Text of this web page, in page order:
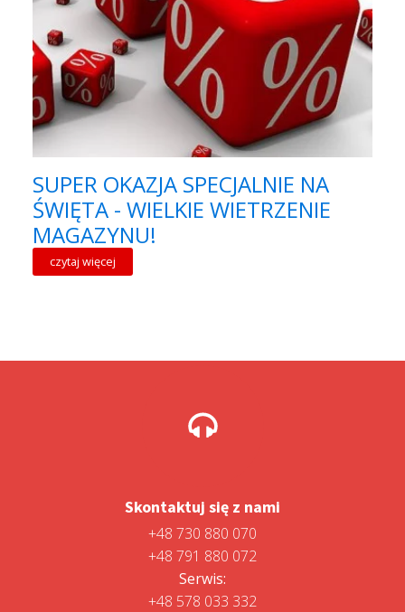
SUPER OKAZJA SPECJALNIE NA
ŚWIĘTA - WIELKIE WIETRZENIE
MAGAZYNU!
czytaj więcej
Skontaktuj się z nami
+48 730 880 070
+48 791 880 072
Serwis:
+48 578 033 332